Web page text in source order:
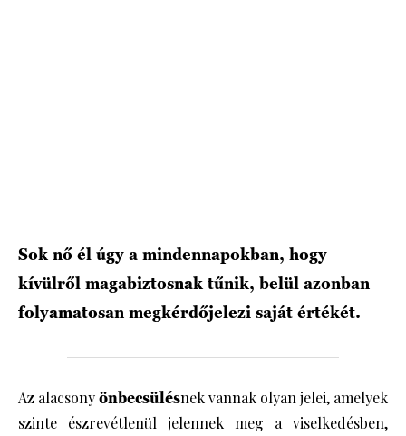
Sok nő él úgy a mindennapokban, hogy
kívülről magabiztosnak tűnik, belül azonban
folyamatosan megkérdőjelezi saját értékét.
Az alacsonyönbecsülésnek vannak olyan jelei, amelyek
szinte észrevétlenül jelennek meg a viselkedésben,